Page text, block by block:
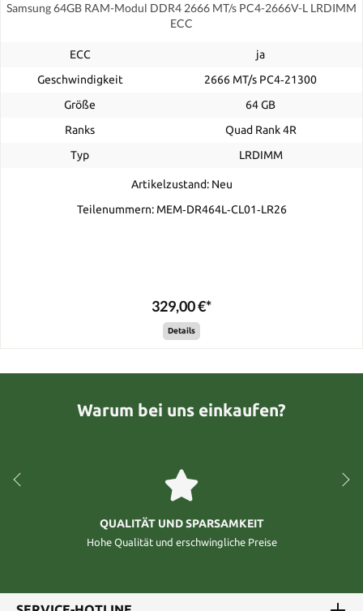
Samsung 64GB RAM-Modul DDR4 2666 MT/s PC4-2666V-L LRDIMM
ECC
ECC
ja
Geschwindigkeit
2666 MT/s PC4‑21300
Größe
64 GB
Ranks
Quad Rank 4R
Typ
LRDIMM
Artikelzustand: Neu
Teilenummern: MEM‐DR464L‐CL01‐LR26
329,00 €*
Details
Warum bei uns einkaufen?
QUALITÄT UND SPARSAMKEIT
Hohe Qualität und erschwingliche Preise